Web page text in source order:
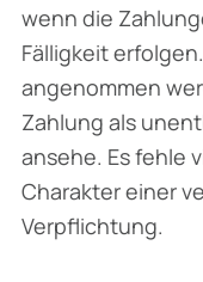
wenn die
Fälligkeit
angenommen
Zahlung als
ansehe. Es fehle
Charakter einer
Verpflichtung.